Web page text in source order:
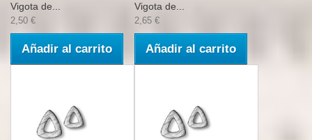
Vigota de...
2,50 €
Añadir al carrito
Vigota de...
2,65 €
Añadir al carrito